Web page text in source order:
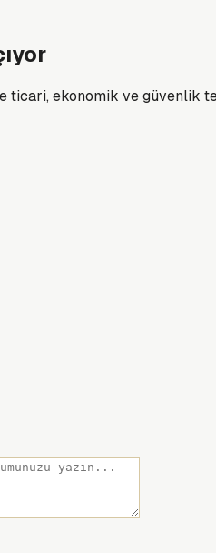
ticari, ekonomik ve güvenlik